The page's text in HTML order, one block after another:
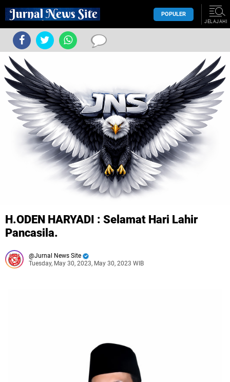
POPULER
JELAJAHI
H.ODEN HARYADI : Selamat Hari Lahir
Pancasila.
Jurnal News Site
Tuesday, May 30, 2023, May 30, 2023 WIB